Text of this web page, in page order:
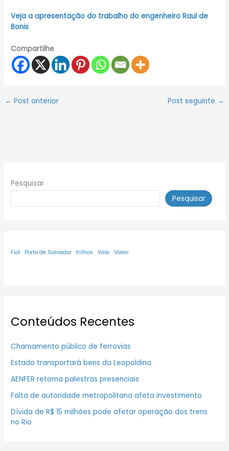
Veja a apresentação do trabalho do engenheiro Raul de
Bonis
Compartilhe
← Post anterior Post seguinte →
Pesquisar
Pesquisar
Fiol Porto de Salvador trilhos Vale Valec
Conteúdos Recentes
Chamamento público de ferrovias
Estado transportará bens da Leopoldina
AENFER retoma palestras presenciais
Falta de autoridade metropolitana afeta investimento
Dívida de R$ 15 milhões pode afetar operação dos trens
no Rio